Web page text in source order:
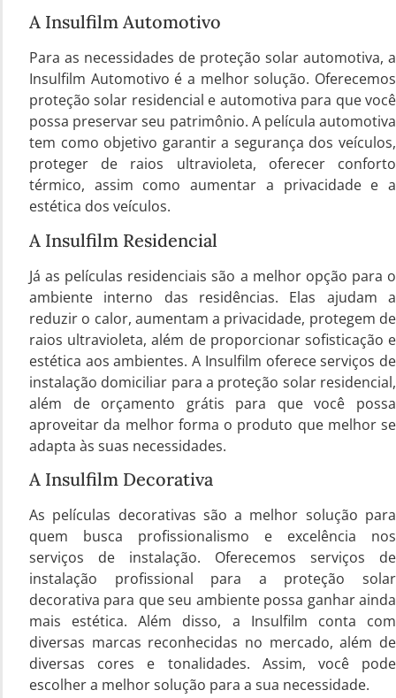
A Insulfilm Automotivo
Para as necessidades de proteção solar automotiva, a
Insulfilm Automotivo é a melhor solução. Oferecemos
proteção solar residencial e automotiva para que você
possa preservar seu patrimônio. A película automotiva
tem como objetivo garantir a segurança dos veículos,
proteger de raios ultravioleta, oferecer conforto
térmico, assim como aumentar a privacidade e a
estética dos veículos.
A Insulfilm Residencial
Já as películas residenciais são a melhor opção para o
ambiente interno das residências. Elas ajudam a
reduzir o calor, aumentam a privacidade, protegem de
raios ultravioleta, além de proporcionar sofisticação e
estética aos ambientes. A Insulfilm oferece serviços de
instalação domiciliar para a proteção solar residencial,
além de orçamento grátis para que você possa
aproveitar da melhor forma o produto que melhor se
adapta às suas necessidades.
A Insulfilm Decorativa
As películas decorativas são a melhor solução para
quem busca profissionalismo e excelência nos
serviços de instalação. Oferecemos serviços de
instalação profissional para a proteção solar
decorativa para que seu ambiente possa ganhar ainda
mais estética. Além disso, a Insulfilm conta com
diversas marcas reconhecidas no mercado, além de
diversas cores e tonalidades. Assim, você pode
escolher a melhor solução para a sua necessidade.